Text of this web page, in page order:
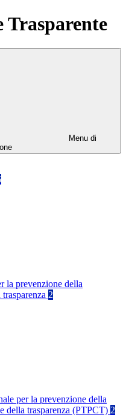
Menu di
la prevenzione della
2
per la prevenzione della
della trasparenza (PTPCT) 2